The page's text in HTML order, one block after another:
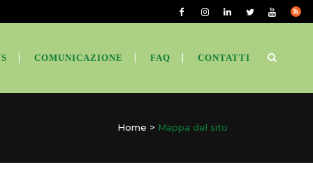
COMUNICAZIONE FAQ CONTATTI
Home > Mappa del sito